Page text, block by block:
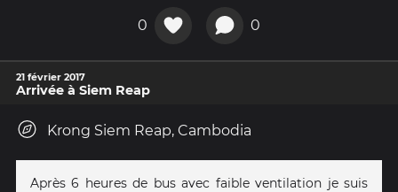
0 0
21 février 2017
Arrivée à Siem Reap
Krong Siem Reap, Cambodia
Après 6 heures de bus avec faible ventilation je suis